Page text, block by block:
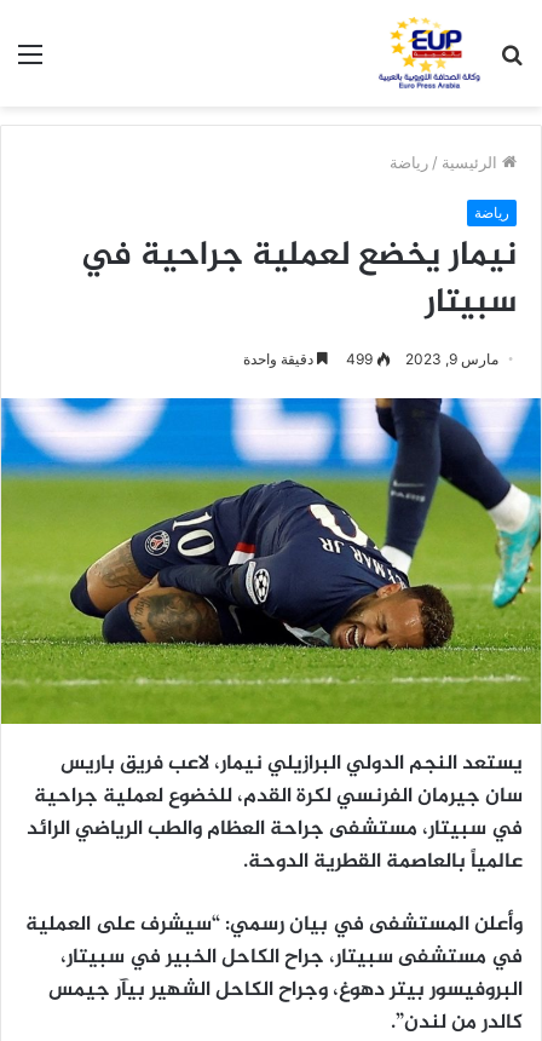
عن
الرئيسية / رياضة
رياضة
نيمار يخضع لعملية جراحية في
سبيتار
مارس 9, 2023 499 دقيقة واحدة
يستعد النجم الدولي البرازيلي نيمار، لاعب فريق باريس
سان جيرمان الفرنسي لكرة القدم، للخضوع لعملية جراحية
في سبيتار، مستشفى جراحة العظام والطب الرياضي الرائد
عالمياً بالعاصمة القطرية الدوحة.
وأعلن المستشفى في بيان رسمي: “سيشرف على العملية
في مستشفى سبيتار، جراح الكاحل الخبير في سبيتار،
البروفيسور بيتر دهوغ، وجراح الكاحل الشهير بيآر جيمس
كالدر من لندن”.